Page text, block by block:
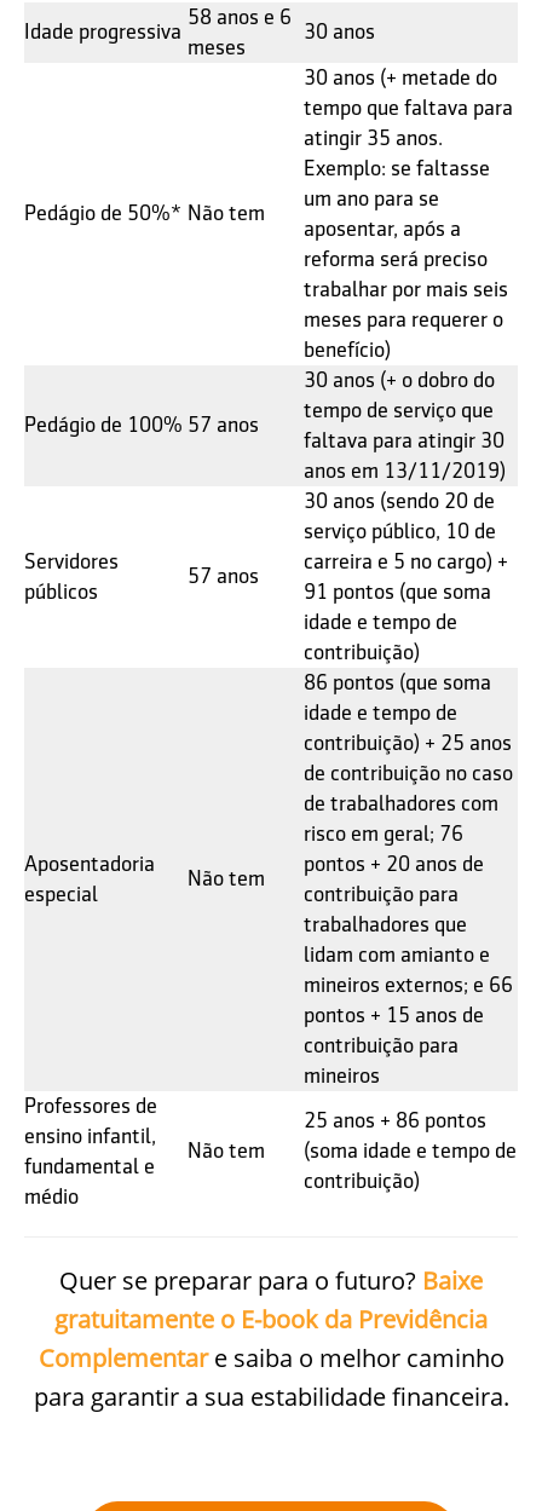
Idade progressiva
58 anos e 6
meses
30 anos
Pedágio de 50%* Não tem
30 anos (+ metade do
tempo que faltava para
atingir 35 anos.
Exemplo: se faltasse
um ano para se
aposentar, após a
reforma será preciso
trabalhar por mais seis
meses para requerer o
benefício)
Pedágio de 100% 57 anos
30 anos (+ o dobro do
tempo de serviço que
faltava para atingir 30
anos em 13/11/2019)
Servidores
públicos
57 anos
30 anos (sendo 20 de
serviço público, 10 de
carreira e 5 no cargo) +
91 pontos (que soma
idade e tempo de
contribuição)
Aposentadoria
especial
Não tem
86 pontos (que soma
idade e tempo de
contribuição) + 25 anos
de contribuição no caso
de trabalhadores com
risco em geral; 76
pontos + 20 anos de
contribuição para
trabalhadores que
lidam com amianto e
mineiros externos; e 66
pontos + 15 anos de
contribuição para
mineiros
Professores de
ensino infantil,
fundamental e
médio
Não tem
25 anos + 86 pontos
(soma idade e tempo de
contribuição)
Quer se preparar para o futuro? Baixe
gratuitamente o E-book da Previdência
Complementare saiba o melhor caminho
para garantir a sua estabilidade financeira.